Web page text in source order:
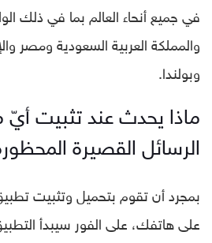
في جميع أنحاء العالم بما في ذلك
والمملكة العربية السعودية ومصر
وبولندا.
ماذا يحدث عند تثبيت
الرسائل القصيرة
بمجرد أن تقوم بتحميل وتثبيت
على هاتفك، على الفور سيبدأ